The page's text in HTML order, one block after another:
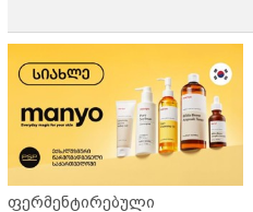
ფერმენტირებული